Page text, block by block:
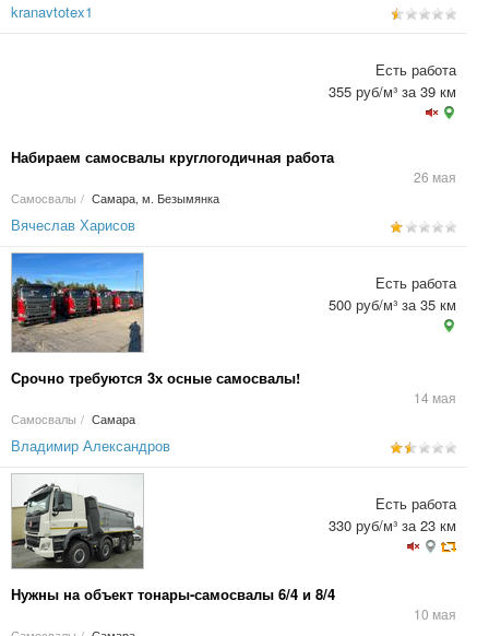
kranavtotex1
Набираем самосвалы круглогодичная работа
26 мая
Самосвалы / Самара, м. Безымянка
Есть работа
355 руб/м³ за 39 км
Вячеслав Харисов
Срочно требуются 3х осные самосвалы!
14 мая
Самосвалы / Самара
Есть работа
500 руб/м³ за 35 км
Владимир Александров
Нужны на объект тонары-самосвалы 6/4 и 8/4
10 мая
Есть работа
330 руб/м³ за 23 км